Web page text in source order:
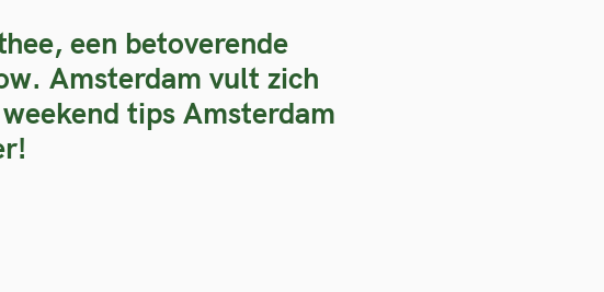
een betoverende
Amsterdam vult zich
tips Amsterdam